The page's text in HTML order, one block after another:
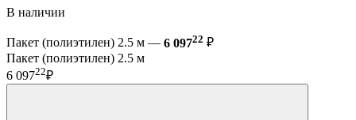
В наличии
Пакет (полиэтилен) 2.5 м — 6 09722 ₽
Пакет (полиэтилен) 2.5 м
6 09722₽